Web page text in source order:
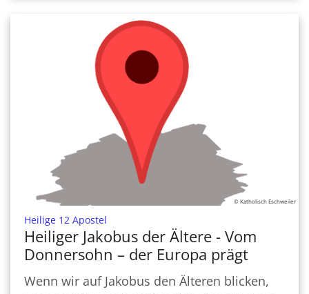
© Katholisch Eschweiler
Heilige 12 Apostel
Heiliger Jakobus der Ältere - Vom
Donnersohn – der Europa prägt
Wenn wir auf Jakobus den Älteren blicken,